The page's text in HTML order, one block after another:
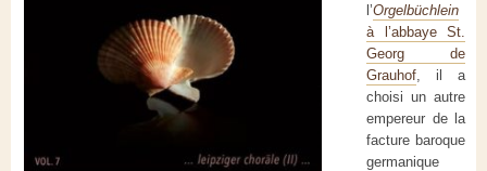
l’Orgelbüchlein
à l’abbaye St.
Georg de
Grauhof , il a
choisi un autre
empereur de la
facture baroque
germanique